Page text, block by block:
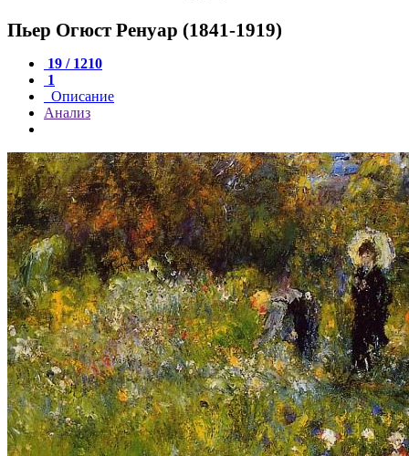
Пьер Огюст Ренуар (1841-1919)
19 / 1210
1
Описание
Анализ